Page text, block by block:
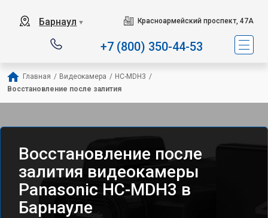
Барнаул ▼ Красноармейский проспект, 47А
+7 (800) 350-44-53
Главная / Видеокамера / HC-MDH3 /
Восстановление после залития
Восстановление после
залития видеокамеры
Panasonic HC-MDH3 в
Барнауле